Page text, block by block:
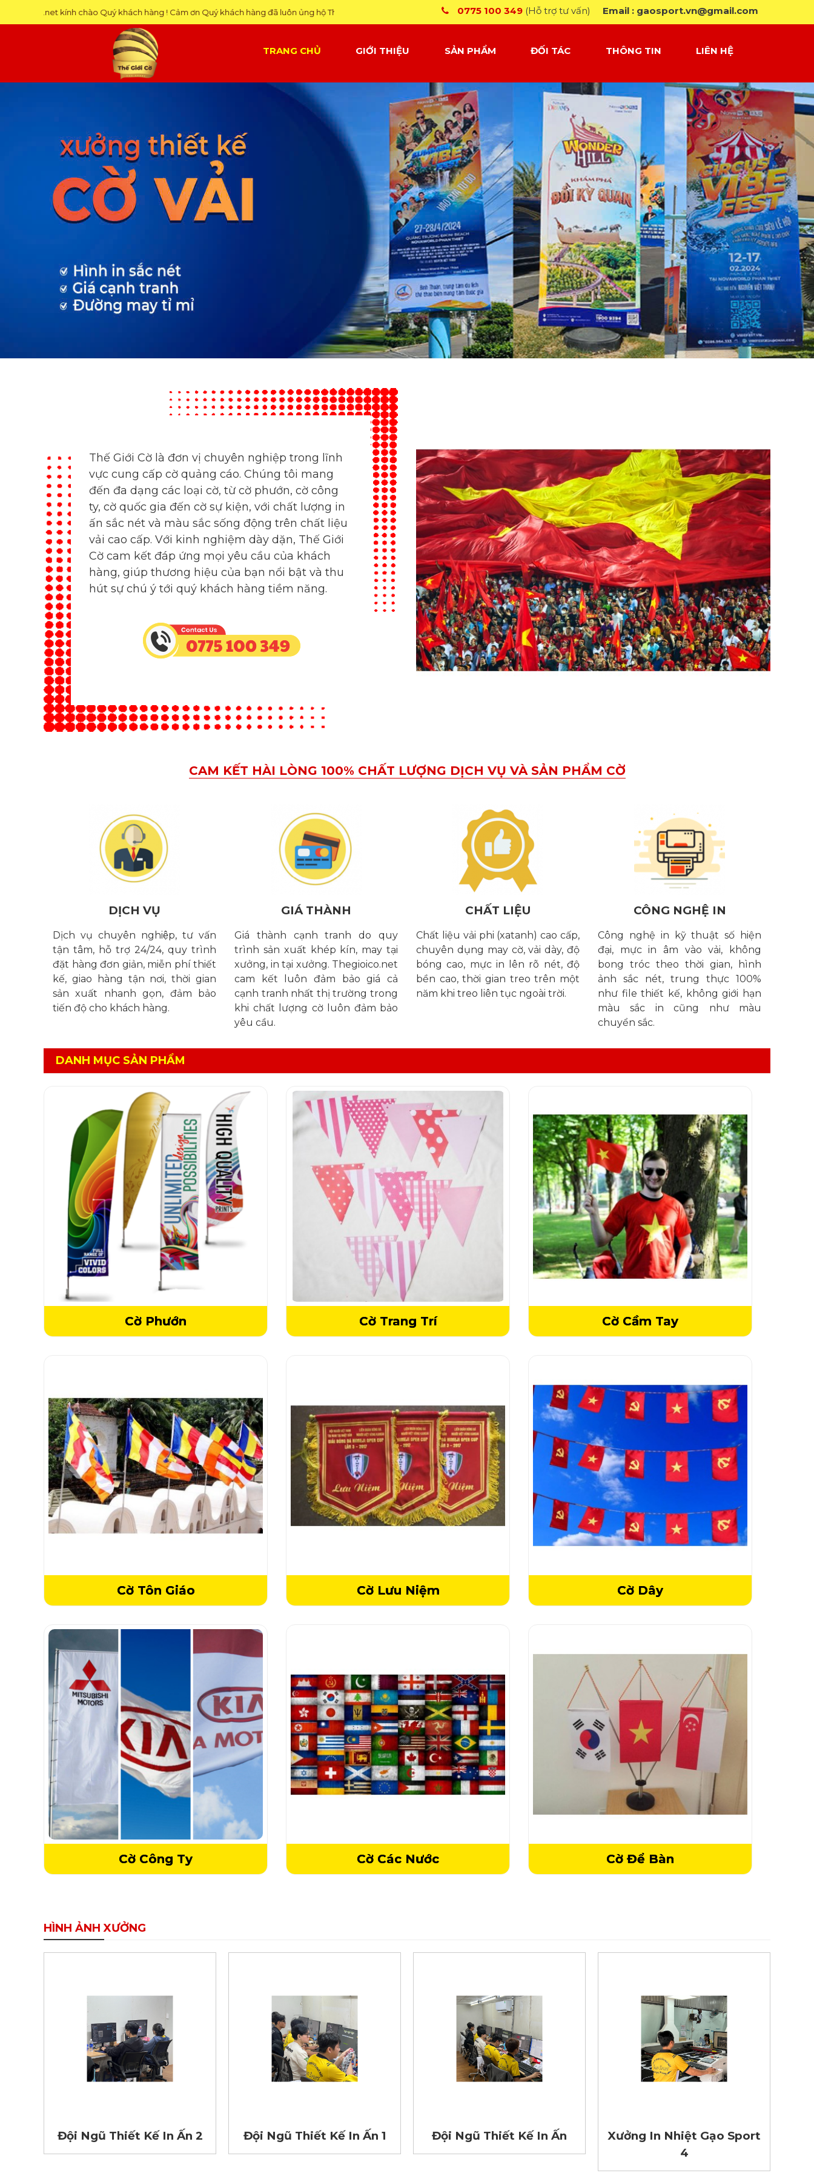
Email : gaosport.vn@gmail.com
0775 100 349 (Hỗ trợ tư vấn)
khách hàng ! Cảm ơn Quý khách hàng đã luôn ủng hộ Thế Giới Cờ
TRANG CHỦ GIỚI THIỆU SẢN PHẨM ĐỐI TÁC THÔNG TIN LIÊN HỆ
vực cung cấp cờ quảng cáo. Chúng tôi mang
đến đa dạng các loại cờ, từ cờ phướn, cờ công
ty, cờ quốc gia đến cờ sự kiện, với chất lượng in
ấn sắc nét và màu sắc sống động trên chất liệu
vải cao cấp. Với kinh nghiệm dày dặn, Thế Giới
Cờ cam kết đáp ứng mọi yêu cầu của khách
hàng, giúp thương hiệu của bạn nổi bật và thu
hút sự chú ý tới quý khách hàng tiềm năng.
Dịch vụ chuyên nghiệp, tư vấn
tận tâm, hỗ trợ 24/24, quy trình
đặt hàng đơn giản, miễn phí thiết
kế, giao hàng tận nơi, thời gian
sản xuất nhanh gọn, đảm bảo
tiến độ cho khách hàng.
GIÁ THÀNH
Giá thành cạnh tranh do quy
trình sản xuất khép kín, may tại
xưởng, in tại xưởng. Thegioico.net
cam kết luôn đảm bảo giá cả
cạnh tranh nhất thị trường trong
khi chất lượng cờ luôn đảm bảo
yêu cầu.
CHẤT LIỆU
Chất liệu vải phi (xatanh) cao cấp,
chuyên dụng may cờ, vải dày, độ
bóng cao, mực in lên rõ nét, độ
bền cao, thời gian treo trên một
năm khi treo liên tục ngoài trời.
CÔNG NGHỆ IN
Công nghệ in kỹ thuật số hiện
đại, mực in âm vào vải, không
bong tróc theo thời gian, hình
ảnh sắc nét, trung thực 100%
như file thiết kế, không giới hạn
màu sắc in cũng như màu
chuyển sắc.
Cờ Trang Trí
Cờ Công Ty
4